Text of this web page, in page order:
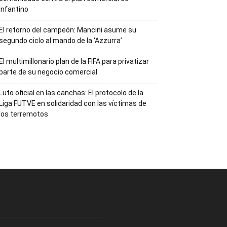
Infantino
El retorno del campeón: Mancini asume su
ciclo al mando de la ‘Azzurra’
El multimillonario plan de la FIFA para privatizar
de su negocio comercial
Luto oficial en las canchas: El protocolo de la
Liga FUTVE en solidaridad con las víctimas de
los terremotos